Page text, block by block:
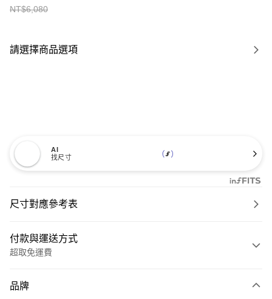
NT$6,080
請選擇商品選項
AI
找尺寸
尺寸對應參考表
付款與運送方式
超取免運費
信用卡一次付款
品牌